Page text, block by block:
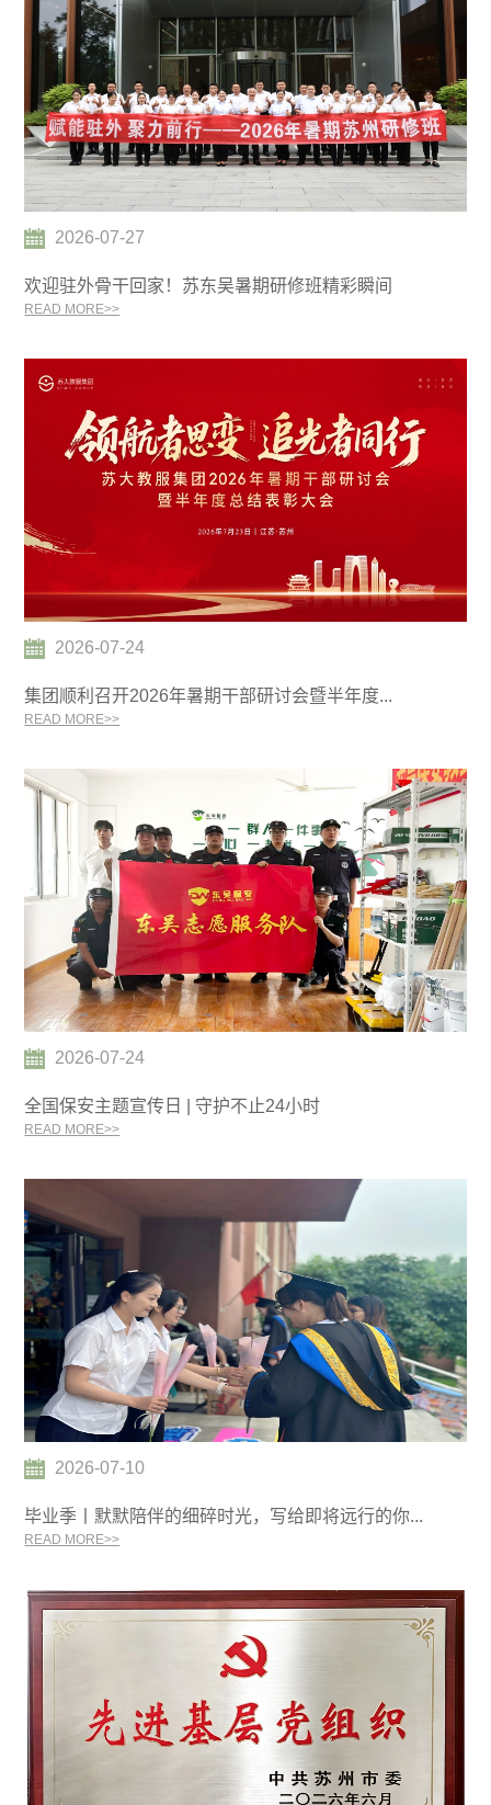
2026-07-27
欢迎驻外骨干回家！苏东吴暑期研修班精彩瞬间
READ MORE>>
2026-07-24
集团顺利召开2026年暑期干部研讨会暨半年度...
READ MORE>>
2026-07-24
全国保安主题宣传日 | 守护不止24小时
READ MORE>>
2026-07-10
毕业季丨默默陪伴的细碎时光，写给即将远行的你...
READ MORE>>